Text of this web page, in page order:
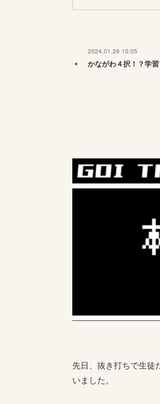
2024.01.26 15:05
かながわ４択！？学
先日、抜き打ちで生徒
いました。